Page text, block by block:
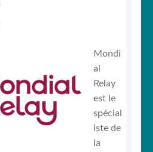
Mondi
al
Relay
est le
spécial
iste de
la